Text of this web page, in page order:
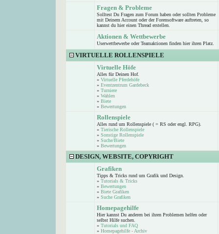
Fragen & Probleme
Solltest Du Fragen zum Forum haben oder sollten Probleme
mit Deinem Account oder der Forensoftware auftreten, so
kannst du hier einen Thread erstellen.
Aktionen & Wettbewerbe
Userwettbewerbe oder Teamaktionen finden hier ihren Platz.
VIRTUELLE ROLLENSPIELE
Virtuelle Höfe
Alles für Deinen Hof.
» Virtuelle Pferdehöfe
» Eventzentrum Gardebeck
» Turniere
» Wahlen
» Biete
» Bewertungen
Rollenspiele
Alles rund um Rollenspiele ( = RS oder engl. RPG).
» Tierische Rollenspiele
» Sonstige Rollenspiele
» Suche/Biete
» Bewertungen
DESIGN, WEBSITE, COPYRIGHT
Grafiken
Tipps & Tricks rund um Grafik und Design.
» Tutorials & Tricks
» Bewertungen
» Biete Grafiken
» Suche Grafiken
Homepagehilfe
Hier kannst Du anderen bei ihren Problemen helfen oder
selbst Hilfe suchen.
» Tutorials und FAQ
» Homepagehilfe - Archiv